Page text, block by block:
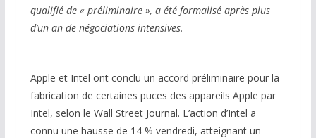
qualifié de « préliminaire », a été formalisé après plus
d’un an de négociations intensives.
Apple et Intel ont conclu un accord préliminaire pour la
fabrication de certaines puces des appareils Apple par
Intel, selon le Wall Street Journal. L’action d’Intel a
connu une hausse de 14 % vendredi, atteignant un